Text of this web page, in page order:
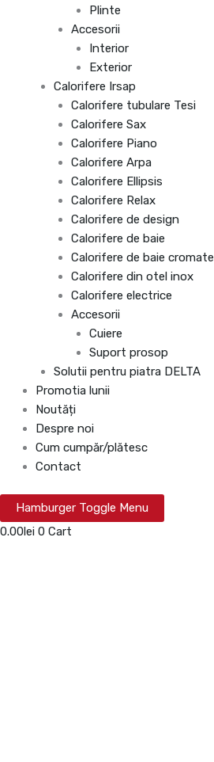
Plinte
Accesorii
Interior
Exterior
Calorifere Irsap
Calorifere tubulare Tesi
Calorifere Sax
Calorifere Piano
Calorifere Arpa
Calorifere Ellipsis
Calorifere Relax
Calorifere de design
Calorifere de baie
Calorifere de baie cromate
Calorifere din otel inox
Calorifere electrice
Accesorii
Cuiere
Suport prosop
Solutii pentru piatra DELTA
Promotia lunii
Noutăți
Despre noi
Cum cumpăr/plătesc
Contact
Hamburger Toggle Menu
0.00lei 0 Cart